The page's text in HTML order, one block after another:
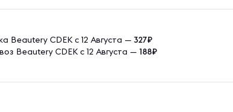
Beautery CDEK с 12 Августа —327₽
Beautery CDEK с 12 Августа —188₽